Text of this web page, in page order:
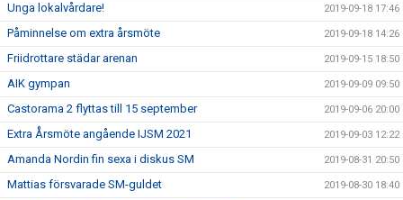
Unga lokalvårdare! 2019-09-18 17:46
Påminnelse om extra årsmöte 2019-09-18 14:26
Friidrottare städar arenan 2019-09-15 18:50
AIK gympan 2019-09-09 09:50
Castorama 2 flyttas till 15 september 2019-09-06 20:00
Extra Årsmöte angående IJSM 2021 2019-09-03 12:22
Amanda Nordin fin sexa i diskus SM 2019-08-31 20:50
Mattias försvarade SM-guldet 2019-08-30 18:40